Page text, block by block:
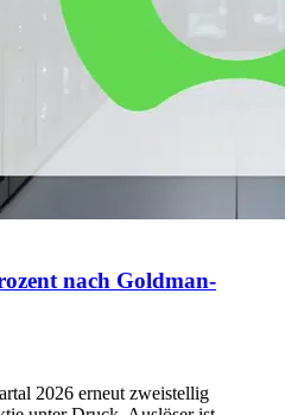
nach Goldman-
2026 erneut zweistellig